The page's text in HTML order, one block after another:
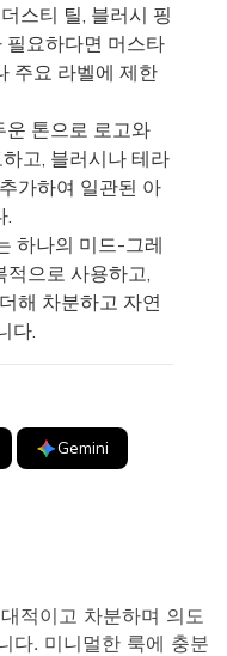
스티 틸, 블러시 핑
필요하다면 머스타
주요 라벨에 제한
톤으로 로고와
고, 블러시나 테라
가하여 일관된 아
하나의 미드-그레
으로 사용하고,
해 차분하고 자연
다.
Gemini
적이고 차분하며 의도
다. 미니멀한 룩에 충분